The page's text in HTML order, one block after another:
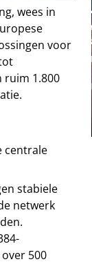
wees in
voor
ruim 1.800
centrale
stabiele
netwerk
500